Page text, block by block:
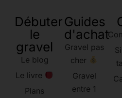
Débuter
le
gravel
Le blog
Le livre
Plans
Guides
d'achat
Gravel pas
cher
Gravel
entre 1